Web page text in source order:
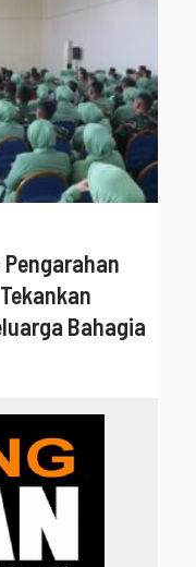
Bahagia